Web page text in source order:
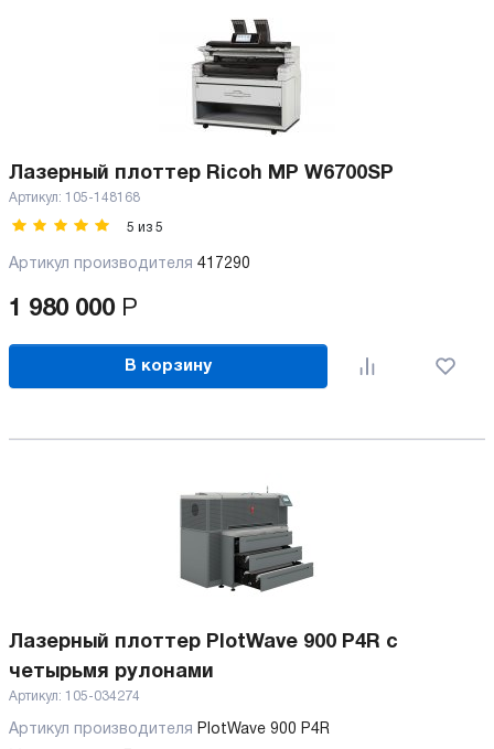
Лазерный плоттер Ricoh MP W6700SP
Артикул: 105-148168
5 из 5
Артикул производителя 417290
1 980 000 Р
В корзину
Лазерный плоттер PlotWave 900 P4R с
четырьмя рулонами
Артикул: 105-034274
Артикул производителя
PlotWave 900 P4R